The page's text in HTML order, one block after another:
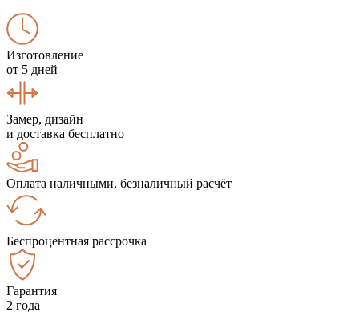
Изготовление
от 5 дней
Замер, дизайн
и доставка бесплатно
Оплата наличными, безналичный расчёт
Беспроцентная рассрочка
Гарантия
2 года